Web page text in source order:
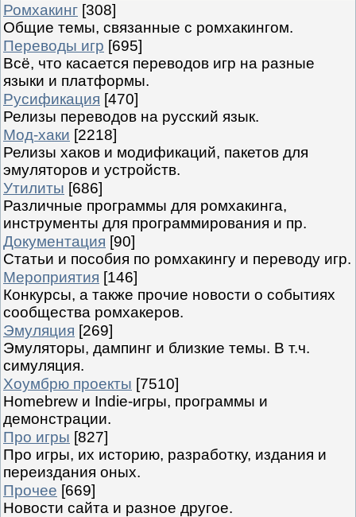
Ромхакинг [308]
Общие темы, связанные с ромхакингом.
Переводы игр [695]
Всё, что касается переводов игр на разные
языки и платформы.
Русификация [470]
Релизы переводов на русский язык.
Мод-хаки [2218]
Релизы хаков и модификаций, пакетов для
эмуляторов и устройств.
Утилиты [686]
Различные программы для ромхакинга,
инструменты для программирования и пр.
Документация [90]
Статьи и пособия по ромхакингу и переводу игр.
Мероприятия [146]
Конкурсы, а также прочие новости о событиях
сообщества ромхакеров.
Эмуляция [269]
Эмуляторы, дампинг и близкие темы. В т.ч.
симуляция.
Хоумбрю проекты [7510]
Homebrew и Indie-игры, программы и
демонстрации.
Про игры [827]
Про игры, их историю, разработку, издания и
переиздания оных.
Прочее [669]
Новости сайта и разное другое.